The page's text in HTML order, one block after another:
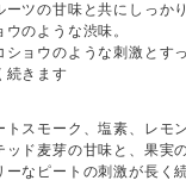
ツの甘味と共にしっか
のような渋味。
ショウのような刺激とす
続きます
スモーク、塩素、レモ
ッド麦芽の甘味と、果実
なピートの刺激が長く